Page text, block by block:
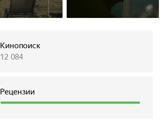
Кинопоиск
12 084
Рецензии